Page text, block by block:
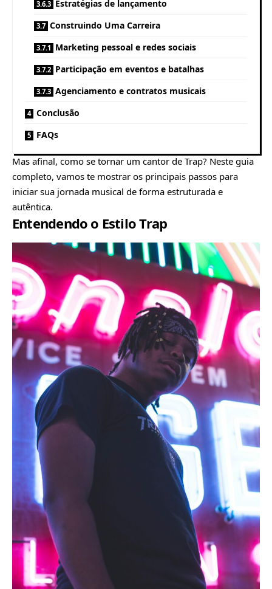
Estratégias de lançamento
Construindo Uma Carreira
Marketing pessoal e redes sociais
Participação em eventos e batalhas
Agenciamento e contratos musicais
Conclusão
FAQs
Mas afinal, como se tornar um cantor de Trap? Neste guia
completo, vamos te mostrar os principais passos para
iniciar sua jornada musical de forma estruturada e
autêntica.
Entendendo o Estilo Trap